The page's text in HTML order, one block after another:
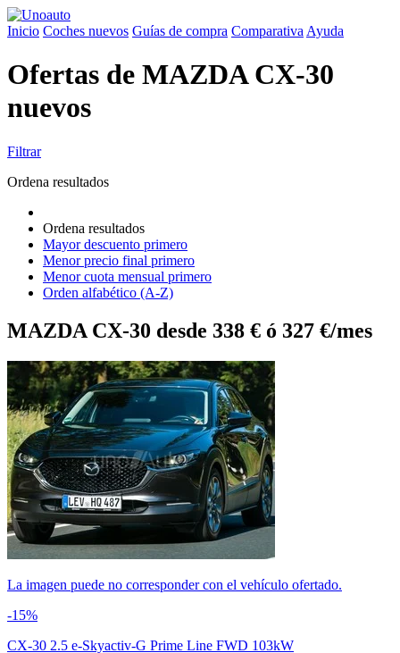
Inicio Coches nuevos Guías de compra Comparativa Ayuda
Ofertas de MAZDA CX-30
nuevos
Filtrar
Ordena resultados
Ordena resultados
Mayor descuento primero
Menor precio final primero
Menor cuota mensual primero
Orden alfabético (A-Z)
MAZDA CX-30 desde 338 € ó 327 €/mes
La imagen puede no corresponder con el vehículo ofertado.
-15%
CX-30 2.5 e-Skyactiv-G Prime Line FWD 103kW